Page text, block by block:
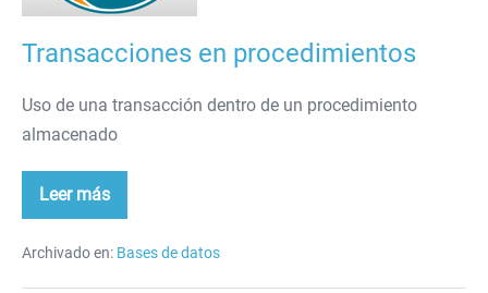
Transacciones en procedimientos
Uso de una transacción dentro de un procedimiento
almacenado
Leer másTransacciones
en
Archivado en: Bases de datos